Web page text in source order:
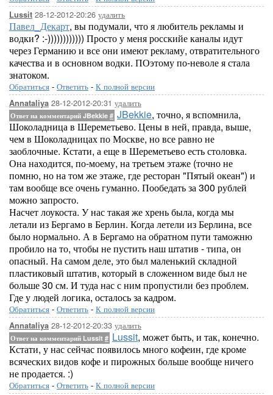
Lussit 28-12-2012-20:26 удалить
Павел_Декарт, вы подумали, что я любитель рекламы и
водки? :-)))))))))))) Просто у меня росскийе каналы идут
через Германию и все они имеют рекламу, отвратительного
качества и в основном водки. ПОэтому по-неволе я стала
знатоком.
Обратиться - Ответить - К полной версии
Annataliya 28-12-2012-20:31 удалить
Ответ на комментарий JBekkie # JBekkie, точно, я вспомнила,
Шоколадница в Шереметьево. Цены в ней, правда, выше,
чем в Шоколадницах по Москве, но все равно не
заоблочные. Кстати, а еще в Шереметьево есть столовка.
Она находится, по-моему, на третьем этаже (точно не
помню, но на том же этаже, где ресторан "Пятый океан") и
там вообще все очень гуманно. Пообедать за 300 рублей
можно запросто.
Насчет лоукоста. У нас такая же хрень была, когда мы
летали из Бергамо в Берлин. Когда летели из Берлина, все
было нормально. А в Бергамо на обратном пути таможню
пробило на то, чтобы не пустить наш штатив - типа, он
опасный. На самом деле, это был маленький складной
пластиковый штатив, который в сложенном виде был не
больше 30 см. И туда нас с ним пропустили без проблем.
Где у людей логика, осталось за кадром.
Обратиться - Ответить - К полной версии
Annataliya 28-12-2012-20:33 удалить
Ответ на комментарий Lussit # Lussit, может быть, и так, конечно.
Кстати, у нас сейчас появилось много кофеин, где кроме
всяческих видов кофе и пирожных больше вообще ничего
не продается. :)
Обратиться - Ответить - К полной версии